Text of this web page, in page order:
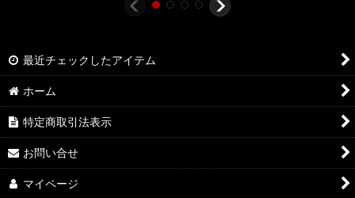
最近チェックしたアイテム
ホーム
特定商取引法表示
お問い合せ
マイページ